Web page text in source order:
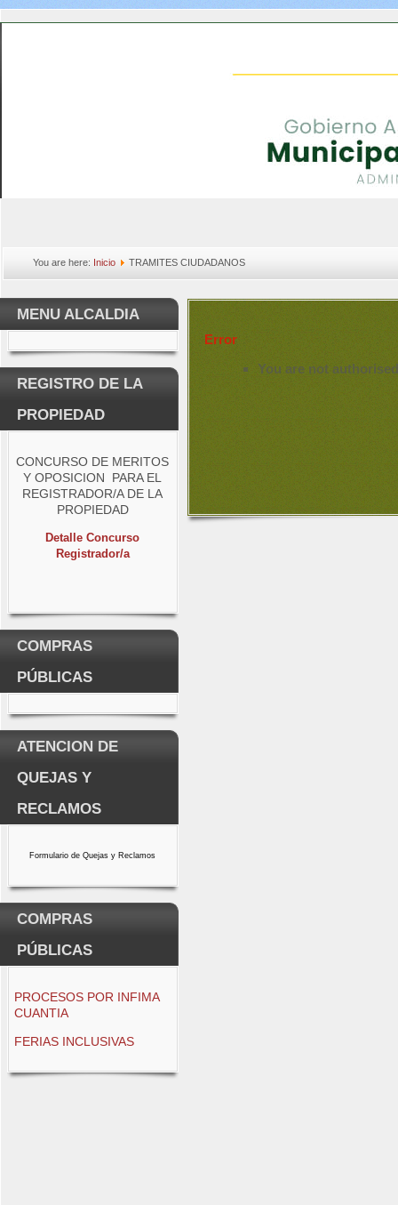
You are here: Inicio TRAMITES CIUDADANOS
MENU ALCALDIA
REGISTRO DE LA
PROPIEDAD
CONCURSO DE MERITOS
Y OPOSICION PARA EL
REGISTRADOR/A DE LA
PROPIEDAD
Detalle Concurso
Registrador/a
COMPRAS
PÚBLICAS
ATENCION DE
QUEJAS Y
RECLAMOS
Formulario de Quejas y Reclamos
COMPRAS
PÚBLICAS
PROCESOS POR INFIMA
CUANTIA
FERIAS INCLUSIVAS
Error
You are not